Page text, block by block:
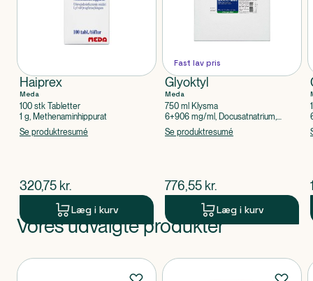
Haiprex
Meda
100 stk Tabletter
1 g, Methenaminhippurat
Se produktresumé
$nuværende pris
320,75 kr.
Læg i kurv
Fast lav pris
Glyoktyl
Meda
750 ml Klysma
6+906 mg/ml, Docusatnatrium,
Glycerol 85%
Se produktresumé
$nuværende pris
776,55 kr.
Læg i kurv
Produkt 1 af 0
Vores udvalgte produkter
Produkter